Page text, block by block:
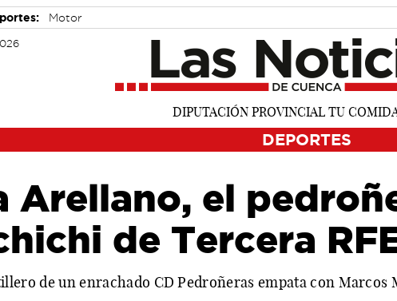
Motor
DEPORTES
Arellano, el
de Tercera
de un enrachado CD Pedroñeras empata con